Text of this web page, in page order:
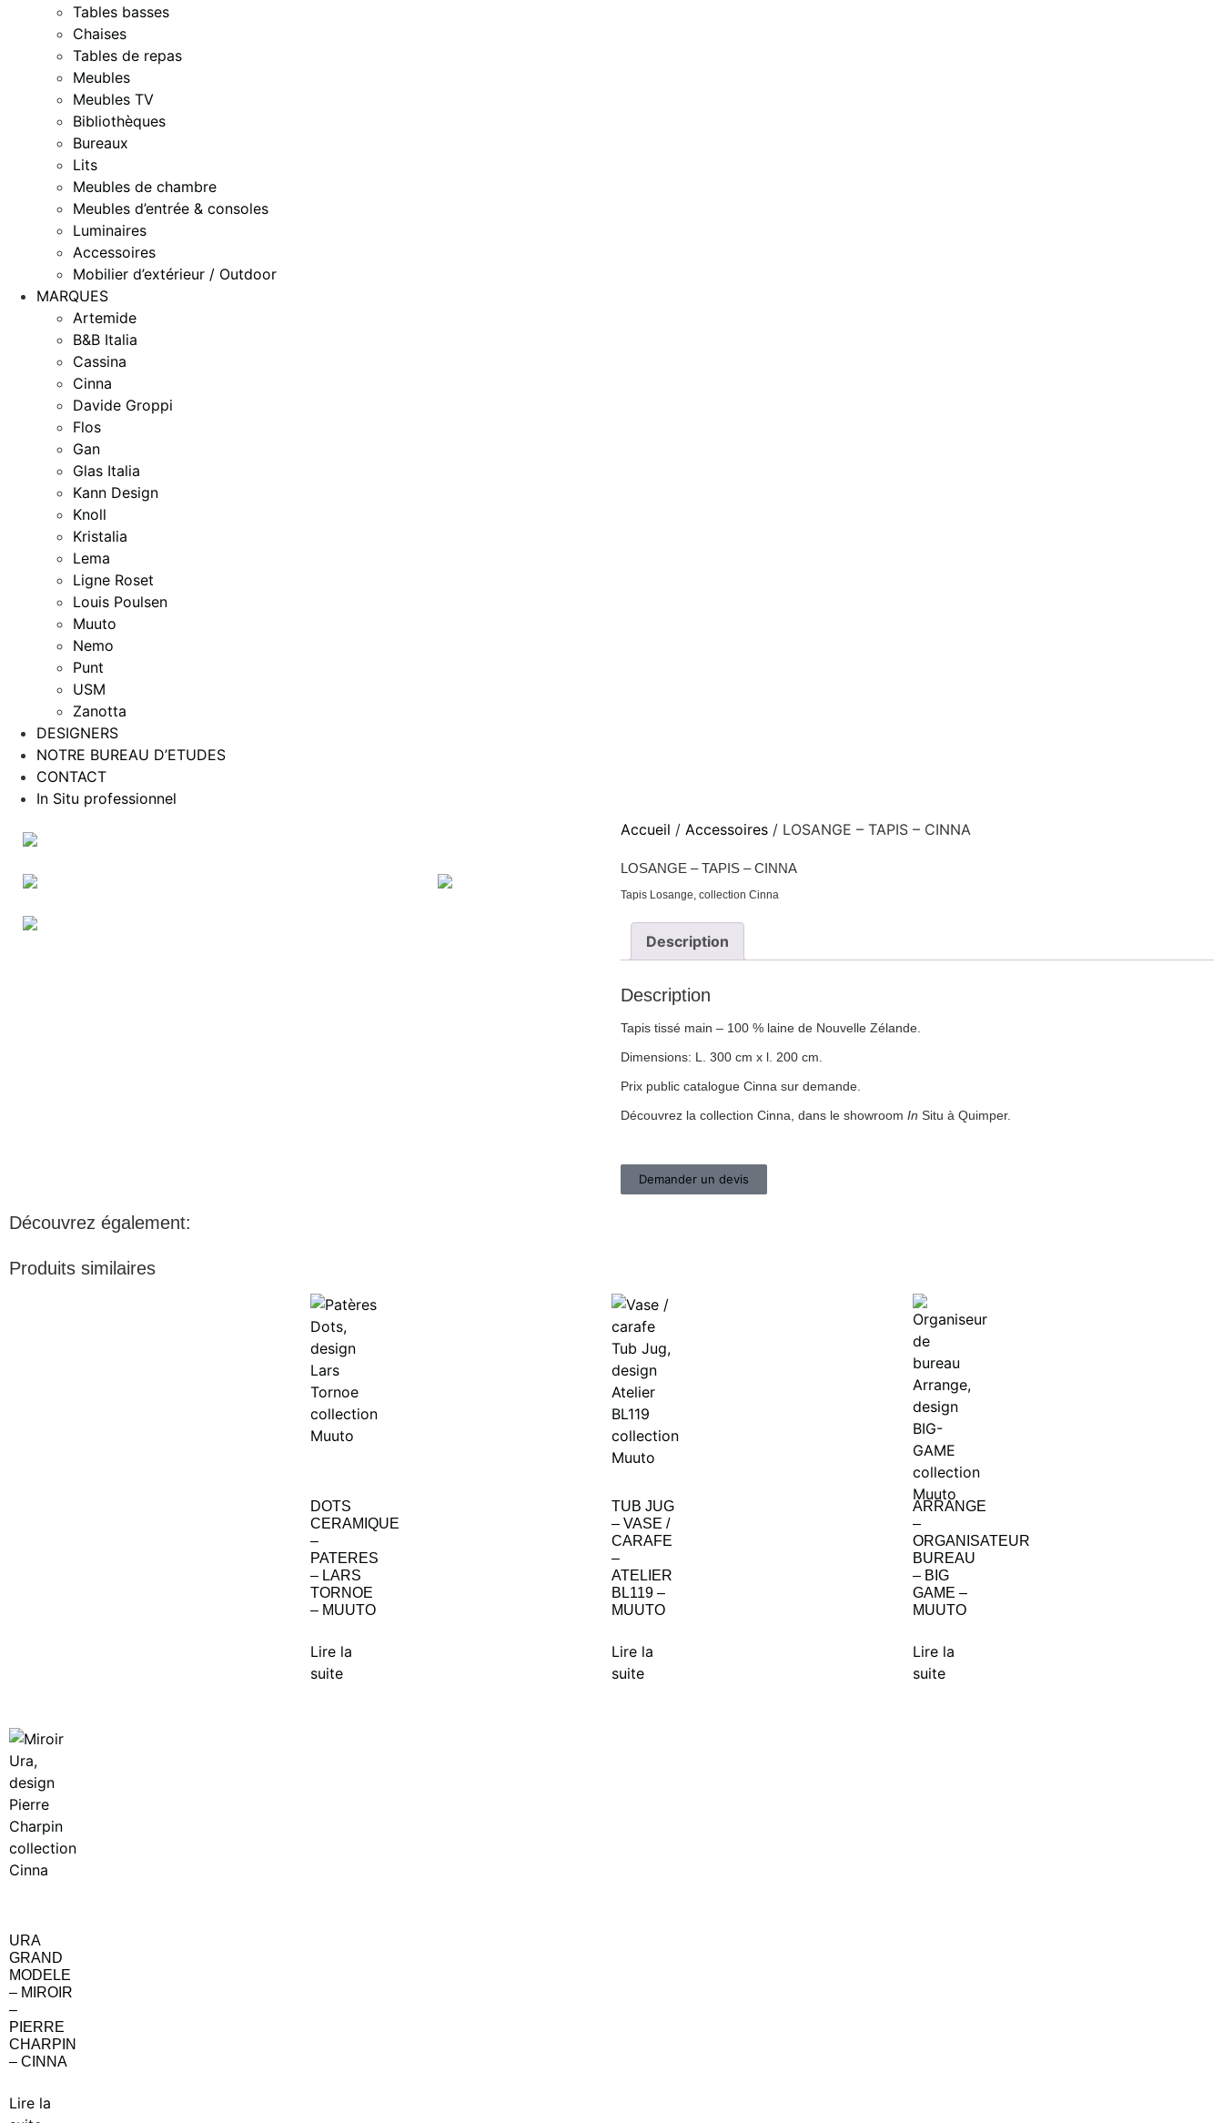
Tables basses
Chaises
Tables de repas
Meubles
Meubles TV
Bibliothèques
Bureaux
Lits
Meubles de chambre
Meubles d’entrée & consoles
Luminaires
Accessoires
Mobilier d’extérieur / Outdoor
MARQUES
Artemide
B&B Italia
Cassina
Cinna
Davide Groppi
Flos
Gan
Glas Italia
Kann Design
Knoll
Kristalia
Lema
Ligne Roset
Louis Poulsen
Muuto
Nemo
Punt
USM
Zanotta
DESIGNERS
NOTRE BUREAU D’ETUDES
CONTACT
In Situ professionnel
Accueil / Accessoires / LOSANGE – TAPIS – CINNA
LOSANGE – TAPIS – CINNA
Tapis Losange, collection Cinna
Description
Description
Tapis tissé main – 100 % laine de Nouvelle Zélande.
Dimensions: L. 300 cm x l. 200 cm.
Prix public catalogue Cinna sur demande.
Découvrez la collection Cinna, dans le showroom In Situ à Quimper.
Demander un devis
Découvrez également:
Produits similaires
DOTS
CERAMIQUE
–
PATERES
– LARS
TORNOE
– MUUTO
Lire la
suite
TUB JUG
– VASE /
CARAFE
–
ATELIER
BL119 –
MUUTO
Lire la
suite
ARRANGE
–
ORGANISATEUR
BUREAU
– BIG
GAME –
MUUTO
Lire la
suite
URA
GRAND
MODELE
– MIROIR
–
PIERRE
CHARPIN
– CINNA
Lire la